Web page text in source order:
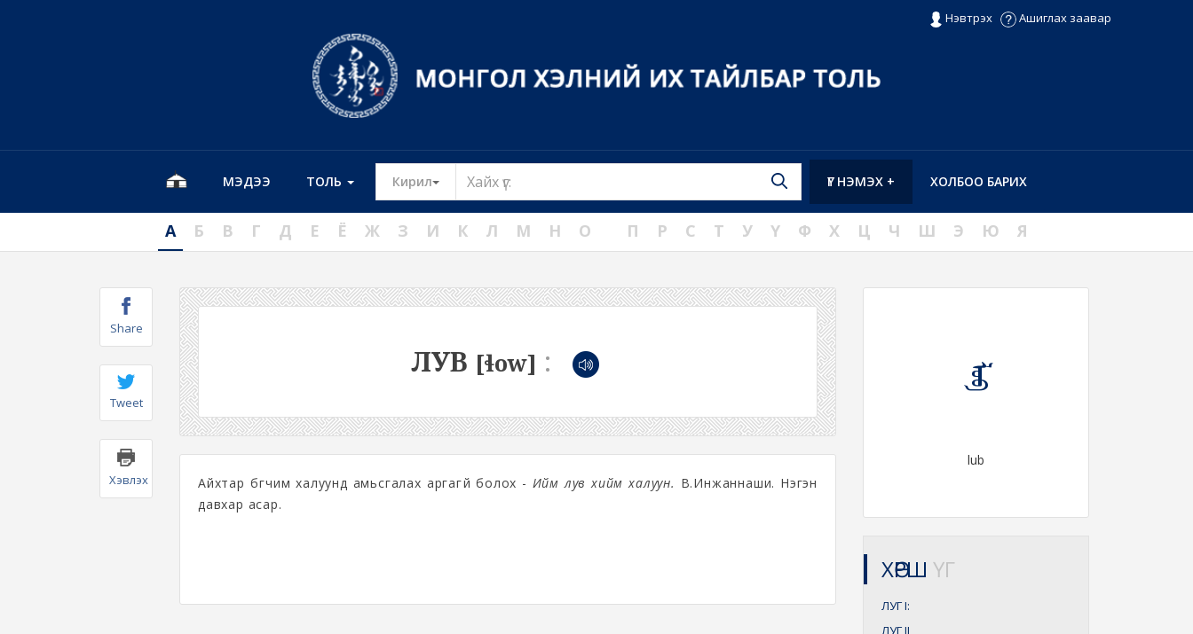
Нэвтрэх Ашиглах заавар
МЭДЭЭ ТОЛЬ Кирил Toggle Dropdown ХОЛБОО БАРИХ
ҮГ НЭМЭХ +
А Б В Г Д Е Ё Ж З И К Л М Н О П Р С Т У Ү Ф Х Ц Ч Ш Э Ю Я
Share
Tweet
Хэвлэх
ЛУВ [ɬow] :
Айхтар бүгчим халуунд амьсгалах аргагүй болох - Ийм лув хийм халуун. В.Инжаннаши. Нэгэн
давхар асар.
ᠯᠤᠪ
lub
ХӨРШ ҮГ
ЛУГI:
ЛУГII